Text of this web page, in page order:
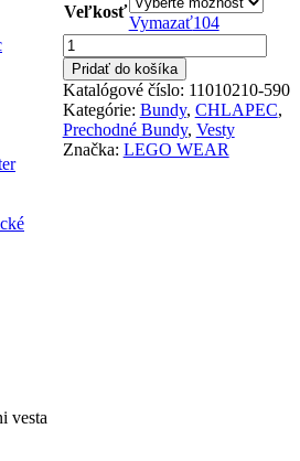
Veľkosť
Vymazať104
množstvo
LEGO
WEAR
Detská
Prechodná
Vesta
11010210-
Pridať do košíka
Katalógové číslo: 11010210-590
Kategórie: Bundy, CHLAPEC,
Prechodné Bundy, Vesty
Značka: LEGO WEAR
vesta